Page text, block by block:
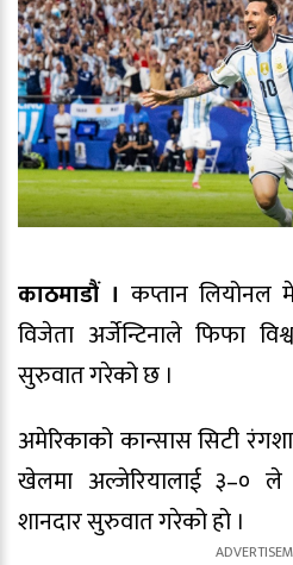
काठमाडौं । कप्तान लियोनल
विजेता अर्जेन्टिनाले फिफा
सुरुवात गरेको छ ।
अमेरिकाको कान्सास सिटी
खेलमा अल्जेरियालाई ३–० ले
शानदार सुरुवात गरेको हो ।